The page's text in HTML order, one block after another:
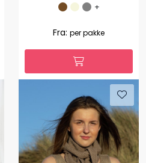
+
Fra: per pakke